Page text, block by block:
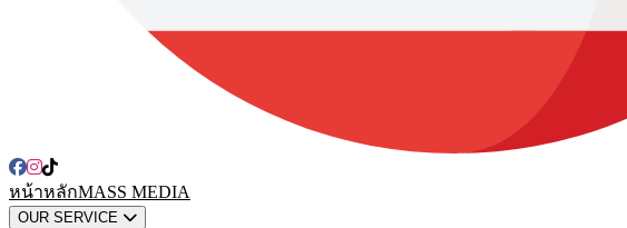
หน้าหลักMASS MEDIA
OUR SERVICE